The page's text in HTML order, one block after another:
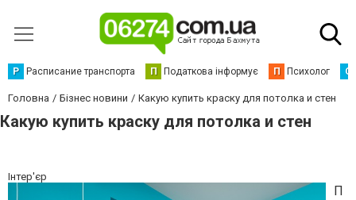
Р Расписание транспорта П Податкова інформує П Психолог С
Головна Бізнес новини Какую купить краску для потолка и стен
Какую купить краску для потолка и стен
Інтер'єр
П